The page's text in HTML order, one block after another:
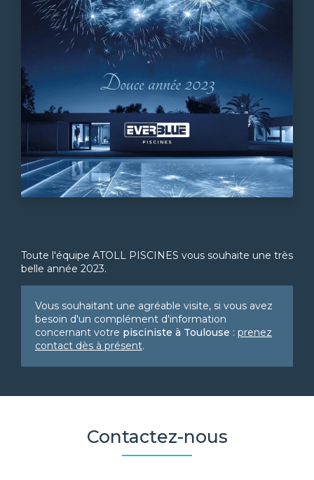
Toute l'équipe ATOLL PISCINES vous souhaite une très
belle année 2023.
Vous souhaitant une agréable visite, si vous avez
besoin d'un complément d'information
concernant votre pisciniste à Toulouse : prenez
contact dès à présent.
Contactez-nous